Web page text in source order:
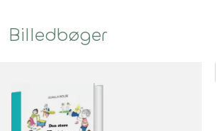
Billedbøger